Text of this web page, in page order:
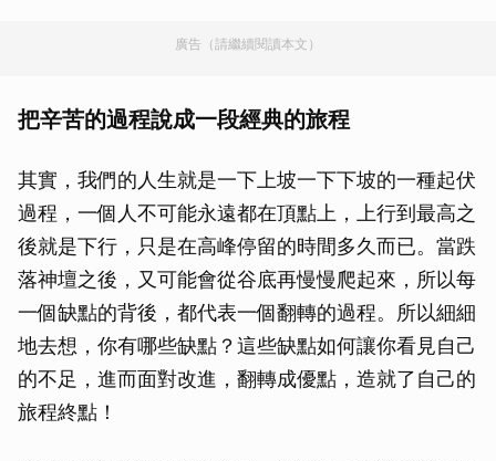
廣告（請繼續閱讀本文）
把辛苦的過程說成一段經典的旅程
其實，我們的人生就是一下上坡一下下坡的一種起伏
過程，一個人不可能永遠都在頂點上，上行到最高之
後就是下行，只是在高峰停留的時間多久而已。當跌
落神壇之後，又可能會從谷底再慢慢爬起來，所以每
一個缺點的背後，都代表一個翻轉的過程。所以細細
地去想，你有哪些缺點？這些缺點如何讓你看見自己
的不足，進而面對改進，翻轉成優點，造就了自己的
旅程終點！